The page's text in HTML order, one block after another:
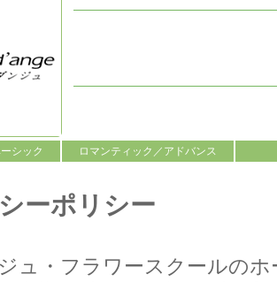
シック ロマンティック／アドバンス
ーポリシー
ュ・フラワースクールの